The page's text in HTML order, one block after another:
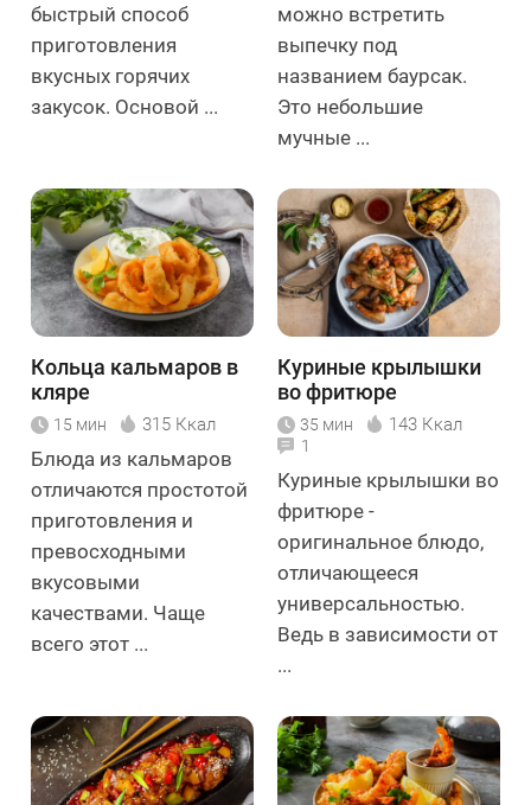
быстрый способ
приготовления
вкусных горячих
закусок. Основой ...
можно встретить
выпечку под
названием баурсак.
Это небольшие
мучные ...
Кольца кальмаров в
кляре
15 мин 315 Ккал
Блюда из кальмаров
отличаются простотой
приготовления и
превосходными
вкусовыми
качествами. Чаще
всего этот ...
Куриные крылышки
во фритюре
35 мин 143 Ккал
1
Куриные крылышки во
фритюре -
оригинальное блюдо,
отличающееся
универсальностью.
Ведь в зависимости от
...